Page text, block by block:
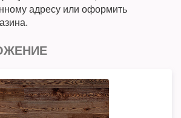
адресу или оформить